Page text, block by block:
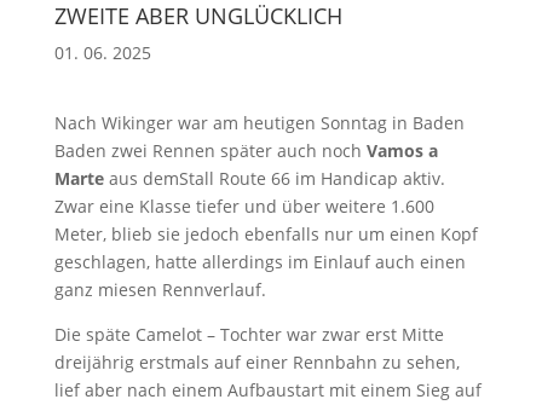
ZWEITE ABER UNGLÜCKLICH
01. 06. 2025
Nach Wikinger war am heutigen Sonntag in Baden
Baden zwei Rennen später auch noch Vamos a
Marte aus demStall Route 66 im Handicap aktiv.
Zwar eine Klasse tiefer und über weitere 1.600
Meter, blieb sie jedoch ebenfalls nur um einen Kopf
geschlagen, hatte allerdings im Einlauf auch einen
ganz miesen Rennverlauf.
Die späte Camelot – Tochter war zwar erst Mitte
dreijährig erstmals auf einer Rennbahn zu sehen,
lief aber nach einem Aufbaustart mit einem Sieg auf